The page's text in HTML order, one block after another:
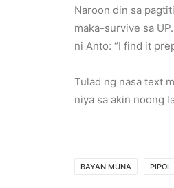
Naroon din sa
maka-survive sa
ni Anto: “I find it
Tulad ng nasa text
niya sa akin noong
BAYAN MUNA PIPOL